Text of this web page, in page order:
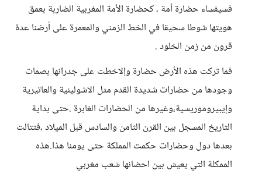
فسيفساء حضارة أمة ، كحضارة الأمة المغربية الضاربة بعمق
هويتها شوطا سحيقا في الخط الزمني والمعمرة على أرضنا عدة
قرون من زمن الخلود .
فما تركت هذه الأرض حضارة وإلاخطت على جدرانها بصمات
وجودها من حضارات شديدة القدم مثل الاشولينية والعاتيرية
وإيبيروموريسية،وغيرها من الحضارات الغابرة .حتى بداية
التاريخ المسجل بين القرن الثامن والسادس قبل الميلاد ،فتتالت
بعدها دول وحضارات حكمت المملكة حتى يومنا هذا.هذه
الممكلة التي يعيش بين احضانها شعب مغربي